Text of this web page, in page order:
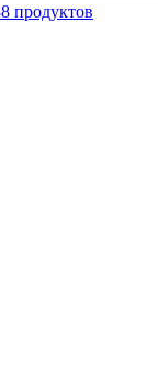
продуктов